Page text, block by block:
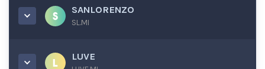
SANLORENZO
SL.MI
LUVE